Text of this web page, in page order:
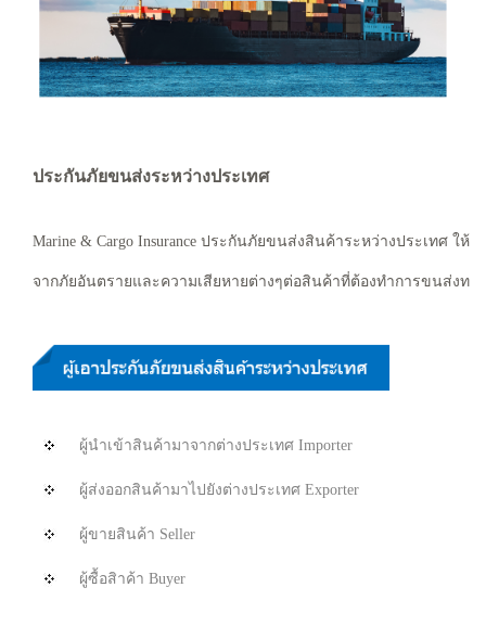
ประกันภัยขนส่งระหว่างประเทศ
Marine & Cargo Insurance ประกันภัยขนส่งสินค้าระหว่างประเทศ
จากภัยอันตรายและความเสียหายต่างๆต่อสินค้าที่ต้องทำการขนส่งท
ผู้นำเข้าสินค้ามาจากต่างประเทศ Importer
ผู้ส่งออกสินค้ามาไปยังต่างประเทศ Exporter
ผู้ขายสินค้า Seller
ผู้ซื้อสิาค้า Buyer